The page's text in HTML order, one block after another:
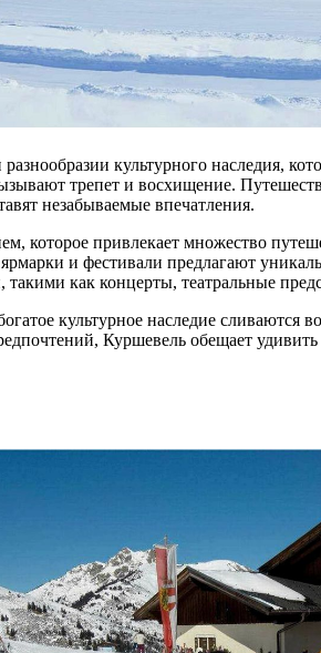
культурного наследия,
трепет и восхищение.
незабываемые впечатления.
которое привлекает множество
и фестивали предлагают
как концерты, театральные
культурное наследие сливаются
Куршевель обещает